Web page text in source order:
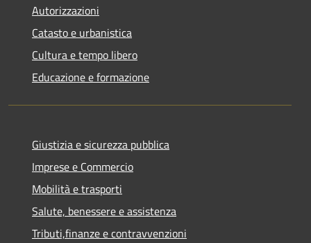
Autorizzazioni
Catasto e urbanistica
Cultura e tempo libero
Educazione e formazione
Giustizia e sicurezza pubblica
Imprese e Commercio
Mobilità e trasporti
Salute, benessere e assistenza
Tributi,finanze e contravvenzioni